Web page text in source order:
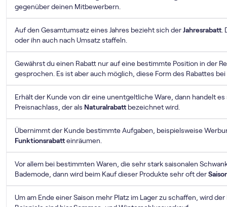
gegenüber deinen Mitbewerbern.
Auf den Gesamtumsatz eines Jahres bezieht sich derJahresrabatt.
oder ihn auch nach Umsatz staffeln.
Gewährst du einen Rabatt nur auf eine bestimmte Position in der
gesprochen. Es ist aber auch möglich, diese Form des Rabattes
Erhält der Kunde von dir eine unentgeltliche Ware, dann handelt
Preisnachlass, der als Naturalrabattbezeichnet wird.
Übernimmt der Kunde bestimmte Aufgaben, beispielsweise
Funktionsrabatteinräumen.
Vor allem bei bestimmten Waren, die sehr stark saisonalen
Bademode, dann wird beim Kauf dieser Produkte sehr oft der
Um am Ende einer Saison mehr Platz im Lager zu schaffen, wird der